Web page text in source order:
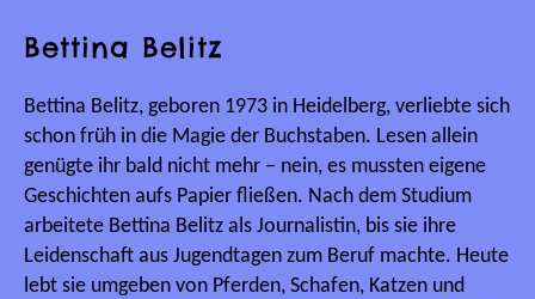
Bettina Belitz
Bettina Belitz, geboren 1973 in Heidelberg, verliebte sich
schon früh in die Magie der Buchstaben. Lesen allein
genügte ihr bald nicht mehr – nein, es mussten eigene
Geschichten aufs Papier fließen. Nach dem Studium
arbeitete Bettina Belitz als Journalistin, bis sie ihre
Leidenschaft aus Jugendtagen zum Beruf machte. Heute
lebt sie umgeben von Pferden, Schafen, Katzen und